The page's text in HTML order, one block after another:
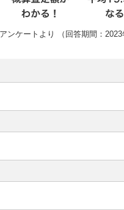
ンケートより （回答期間：2023